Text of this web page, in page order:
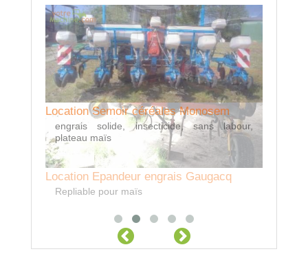
Location Semoir céréales Monosem
engrais solide, insecticide, sans labour,
plateau maïs
Location Epandeur engrais Gaugacq
Repliable pour maïs